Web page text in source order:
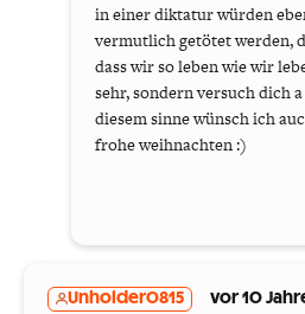
in einer diktatur würden
vermutlich getötet werden,
dass wir so leben wie wir
sehr, sondern versuch dich
diesem sinne wünsch ich
frohe weihnachten :)
Unholder0815 vor 10